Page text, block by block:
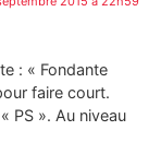
: « Fondante
faire court.
PS ». Au niveau